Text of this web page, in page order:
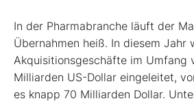
In der Pharmabranche läuft der
Übernahmen heiß. In diesem Jahr
Akquisitionsgeschäfte im Umfang
Milliarden US-Dollar eingeleitet,
es knapp 70 Milliarden Dollar.